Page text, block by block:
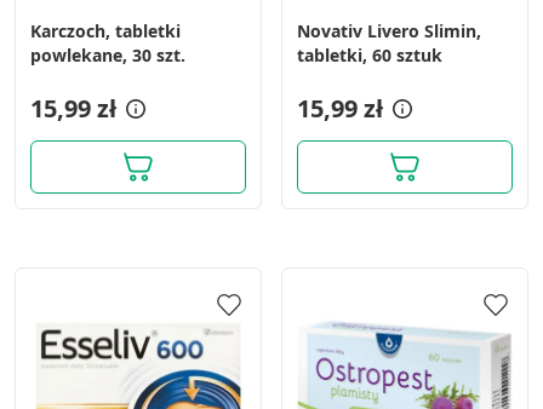
Karczoch, tabletki
powlekane, 30 szt.
15,99 zł
Novativ Livero Slimin,
tabletki, 60 sztuk
15,99 zł